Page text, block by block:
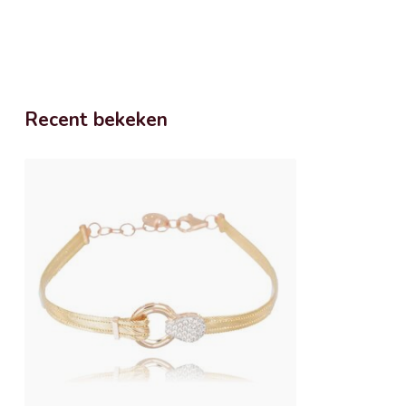
Recent bekeken